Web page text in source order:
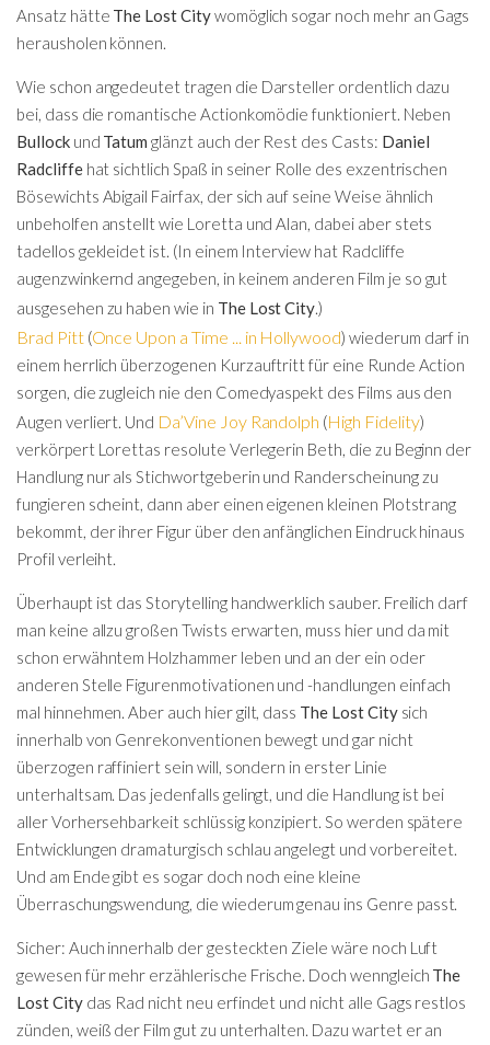
Ansatz hätte The Lost Citywomöglich sogar noch mehr an Gags
herausholen können.
Wie schon angedeutet tragen die Darsteller ordentlich dazu
bei, dass die romantische Actionkomödie funktioniert. Neben
Bullockund Tatum glänzt auch der Rest des Casts: Daniel
Radcliffehat sichtlich Spaß in seiner Rolle des exzentrischen
Bösewichts Abigail Fairfax, der sich auf seine Weise ähnlich
unbeholfen anstellt wie Loretta und Alan, dabei aber stets
tadellos gekleidet ist. (In einem Interview hat Radcliffe
augenzwinkernd angegeben, in keinem anderen Film je so gut
ausgesehen zu haben wie in The Lost City.)
Brad Pitt(Once Upon a Time ... in Hollywood) wiederum darf in
einem herrlich überzogenen Kurzauftritt für eine Runde Action
sorgen, die zugleich nie den Comedyaspekt des Films aus den
Augen verliert. Und Da’Vine Joy Randolph (High Fidelity)
verkörpert Lorettas resolute Verlegerin Beth, die zu Beginn der
Handlung nur als Stichwortgeberin und Randerscheinung zu
fungieren scheint, dann aber einen eigenen kleinen Plotstrang
bekommt, der ihrer Figur über den anfänglichen Eindruck hinaus
Profil verleiht.
Überhaupt ist das Storytelling handwerklich sauber. Freilich darf
man keine allzu großen Twists erwarten, muss hier und da mit
schon erwähntem Holzhammer leben und an der ein oder
anderen Stelle Figurenmotivationen und -handlungen einfach
mal hinnehmen. Aber auch hier gilt, dass The Lost Citysich
innerhalb von Genrekonventionen bewegt und gar nicht
überzogen raffiniert sein will, sondern in erster Linie
unterhaltsam. Das jedenfalls gelingt, und die Handlung ist bei
aller Vorhersehbarkeit schlüssig konzipiert. So werden spätere
Entwicklungen dramaturgisch schlau angelegt und vorbereitet.
Und am Ende gibt es sogar doch noch eine kleine
Überraschungswendung, die wiederum genau ins Genre passt.
Sicher: Auch innerhalb der gesteckten Ziele wäre noch Luft
gewesen für mehr erzählerische Frische. Doch wenngleich The
Lost Citydas Rad nicht neu erfindet und nicht alle Gags restlos
zünden, weiß der Film gut zu unterhalten. Dazu wartet er an